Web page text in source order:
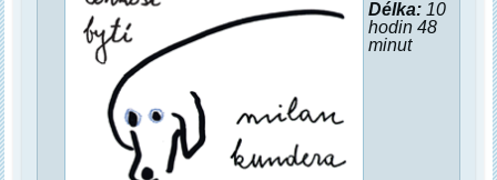
Délka:10
hodin 48
minut